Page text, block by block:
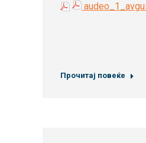
Прочитај повеќе